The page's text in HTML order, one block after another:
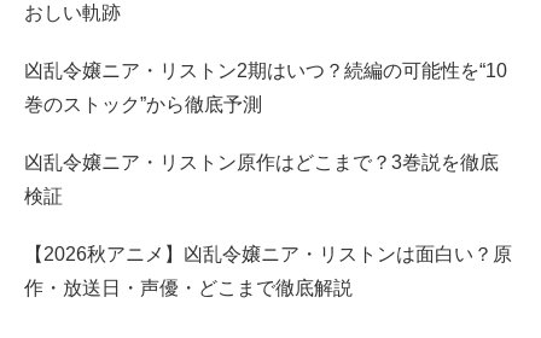
おしい軌跡
凶乱令嬢ニア・リストン2期はいつ？続編の可能性を“10
巻のストック”から徹底予測
凶乱令嬢ニア・リストン原作はどこまで？3巻説を徹底
検証
【2026秋アニメ】凶乱令嬢ニア・リストンは面白い？原
作・放送日・声優・どこまで徹底解説